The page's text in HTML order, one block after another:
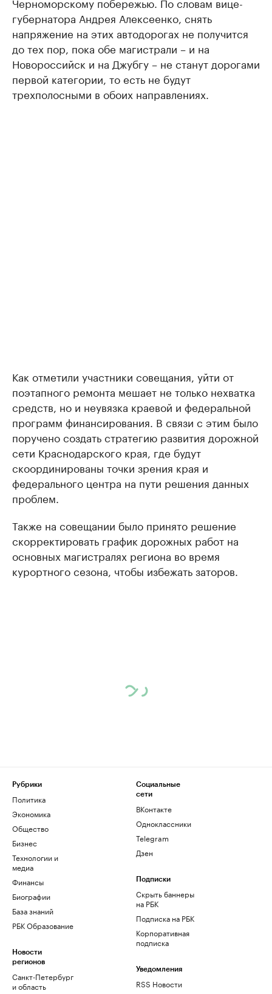
губернатора Андрея Алексеенко, снять
напряжение на этих автодорогах не получится
до тех пор, пока обе магистрали – и на
Новороссийск и на Джубгу – не станут дорогами
первой категории, то есть не будут
трехполосными в обоих направлениях.
Как отметили участники совещания, уйти от
поэтапного ремонта мешает не только нехватка
средств, но и неувязка краевой и федеральной
программ финансирования. В связи с этим было
поручено создать стратегию развития дорожной
сети Краснодарского края, где будут
скоординированы точки зрения края и
федерального центра на пути решения данных
проблем.
Также на совещании было принято решение
скорректировать график дорожных работ на
основных магистралях региона во время
курортного сезона, чтобы избежать заторов.
Рубрики
Политика
Экономика
Общество
Бизнес
Технологии и
медиа
Финансы
Биографии
База знаний
РБК Образование
Новости
регионов
Санкт-Петербург
и область
Социальные
сети
ВКонтакте
Одноклассники
Telegram
Дзен
Подписки
Скрыть баннеры
на РБК
Подписка на РБК
Корпоративная
подписка
Уведомления
RSS Новости